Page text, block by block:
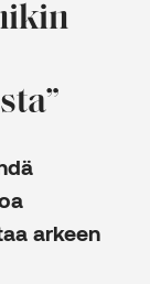
arkeen